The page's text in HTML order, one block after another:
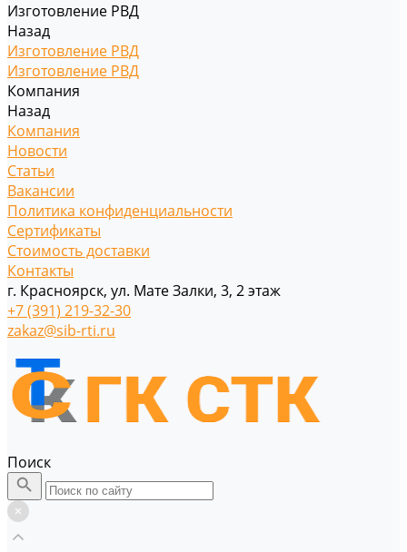
Изготовление РВД
Назад
Изготовление РВД
Изготовление РВД
Компания
Назад
Компания
Новости
Статьи
Вакансии
Политика конфиденциальности
Сертификаты
Стоимость доставки
Контакты
г. Красноярск, ул. Мате Залки, 3, 2 этаж
+7 (391) 219-32-30
zakaz@sib-rti.ru
Поиск